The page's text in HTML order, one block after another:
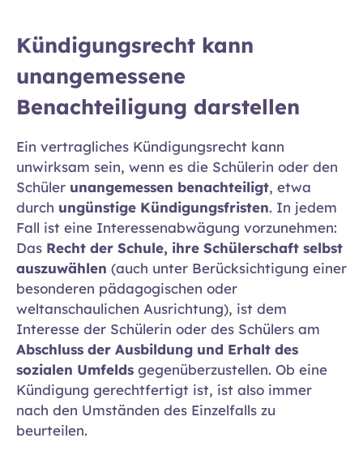
Kündigungsrecht kann
unangemessene
Benachteiligung darstellen
Ein vertragliches Kündigungsrecht kann
unwirksam sein, wenn es die Schülerin oder den
Schüler unangemessen benachteiligt, etwa
durch ungünstige Kündigungsfristen. In jedem
Fall ist eine Interessenabwägung vorzunehmen:
Das Recht der Schule, ihre Schülerschaft selbst
auszuwählen (auch unter Berücksichtigung einer
besonderen pädagogischen oder
weltanschaulichen Ausrichtung), ist dem
Interesse der Schülerin oder des Schülers am
Abschluss der Ausbildung und Erhalt des
sozialen Umfelds gegenüberzustellen. Ob eine
Kündigung gerechtfertigt ist, ist also immer
nach den Umständen des Einzelfalls zu
beurteilen.